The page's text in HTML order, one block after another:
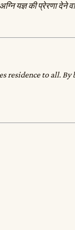
यज्ञ की प्रेरणा
to all.